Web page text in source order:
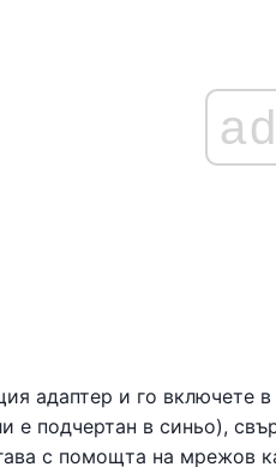
ad
адаптер и го включете
е подчертан в синьо),
с помощта на мрежов